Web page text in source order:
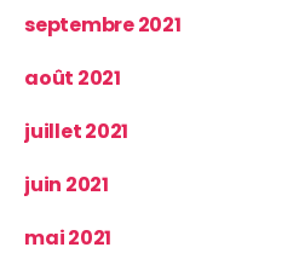
septembre 2021
août 2021
juillet 2021
juin 2021
mai 2021